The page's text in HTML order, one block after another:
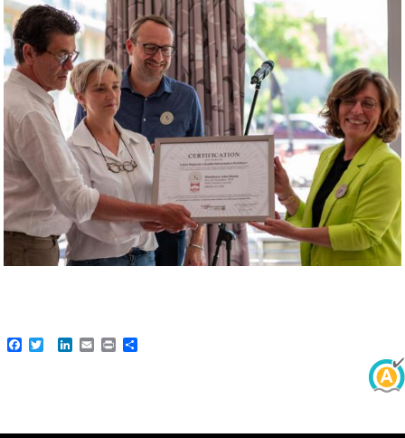
Facebook
TwitterLinkedIn
EmailPrint